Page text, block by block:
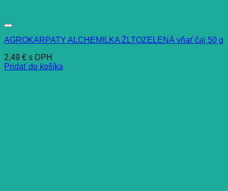
AGROKARPATY ALCHEMILKA ŽLTOZELENÁ vňať čaj 50 g
2,49 € s DPH
Pridať do košíka